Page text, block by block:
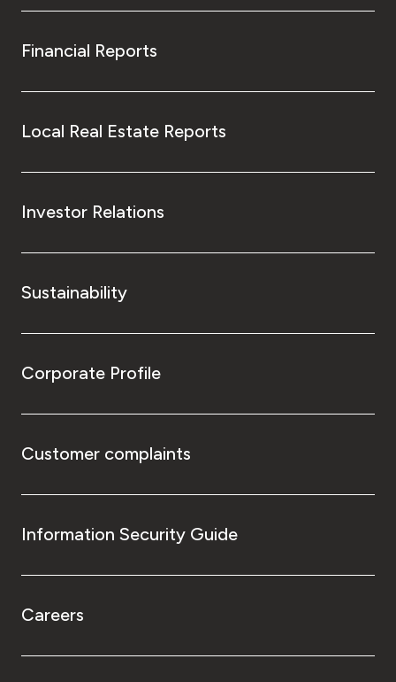
Financial Reports
Local Real Estate Reports
Investor Relations
Sustainability
Corporate Profile
Customer complaints
Information Security Guide
Careers